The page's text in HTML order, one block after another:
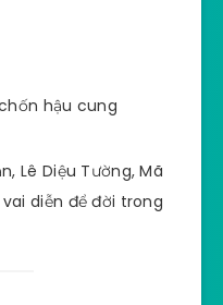
hậu cung
Lê Diệu Tường, Mã
diễn để đời trong